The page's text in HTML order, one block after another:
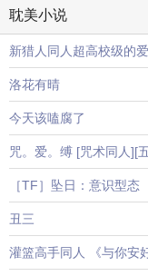
耽美小说
新猎人同人超高校级的爱
洛花有晴
今天该嗑腐了
咒。爱。缚 [咒术同人][
［TF］坠日：意识型态
丑三
灌篮高手同人 《与你安